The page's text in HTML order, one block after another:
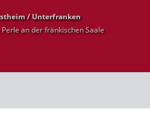
/ Unterfranken
Perle an der fränkischen Saale